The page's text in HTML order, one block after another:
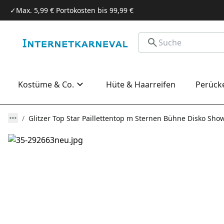
✓Max. 5,99 € Portokosten bis 99,99 €
Kostüme & Co. Hüte & Haarreifen
Glitzer Top Star Paillettentop m Sternen Bühne Disko